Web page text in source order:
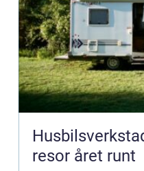
resor året runt